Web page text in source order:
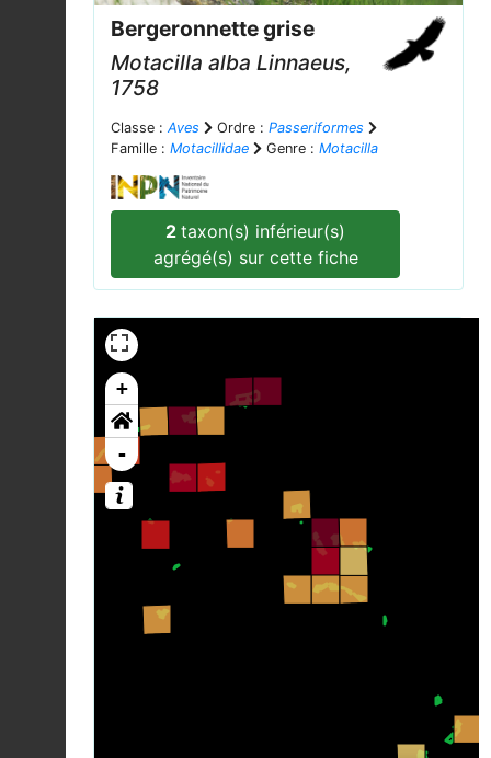
Bergeronnette grise
Motacilla alba Linnaeus,
1758
Classe : Aves Ordre : Passeriformes
Famille : Motacillidae Genre : Motacilla
2taxon(s) inférieur(s)
agrégé(s) sur cette fiche
+
-